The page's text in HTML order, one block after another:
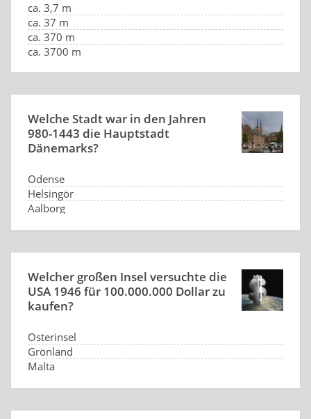
ca. 3,7 m
ca. 37 m
ca. 370 m
ca. 3700 m
Welche Stadt war in den Jahren
980-1443 die Hauptstadt
Dänemarks?
Odense
Helsingör
Aalborg
Welcher großen Insel versuchte die
USA 1946 für 100.000.000 Dollar zu
kaufen?
Osterinsel
Grönland
Malta